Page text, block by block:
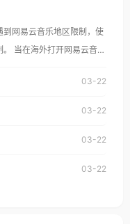
现地区及版权限制问题，且
，
利亚、欧洲等国家和地区
网易云音乐地区限制，使
音
。 遇到这个问题
限制」的问题，无论人在
03-22
03-22
03-22
03-22